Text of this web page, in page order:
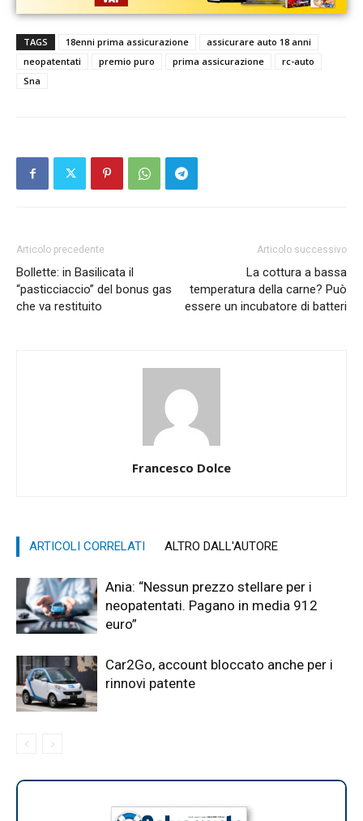
TAGS 18enni prima assicurazione
assicurare auto 18 anni
neopatentati
premio puro prima assicurazione
rc-auto
Sna
Articolo precedente
Bollette: in Basilicata il
“pasticciaccio” del bonus gas
che va restituito
Articolo successivo
La cottura a bassa
temperatura della carne? Può
essere un incubatore di batteri
Francesco Dolce
ARTICOLI CORRELATI ALTRO DALL'AUTORE
Ania: “Nessun prezzo stellare per i
neopatentati. Pagano in media 912
euro”
Car2Go, account bloccato anche per i
rinnovi patente